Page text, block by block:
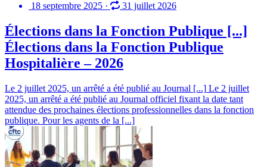
18 septembre 2025 · 31 juillet 2026
Élections dans la Fonction Publique [...]
Élections dans la Fonction Publique
Hospitalière – 2026
Le 2 juillet 2025, un arrêté a été publié au Journal [...] Le 2 juillet
2025, un arrêté a été publié au Journal officiel fixant la date tant
attendue des prochaines élections professionnelles dans la fonction
publique. Pour les agents de la [...]